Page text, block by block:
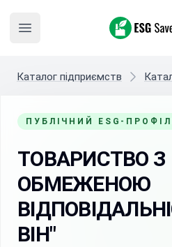
Open main menu
ESG
Каталог підприємств
ПУБЛІЧНИЙ ESG-
ТОВАРИСТВО З
ОБМЕЖЕНОЮ
ВІН"